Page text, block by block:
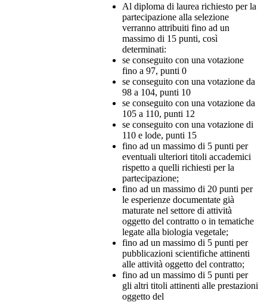
Al diploma di laurea richiesto per la
partecipazione alla selezione
verranno attribuiti fino ad un
massimo di 15 punti, così
determinati:
se conseguito con una votazione
fino a 97, punti 0
se conseguito con una votazione da
98 a 104, punti 10
se conseguito con una votazione da
105 a 110, punti 12
se conseguito con una votazione di
110 e lode, punti 15
fino ad un massimo di 5 punti per
eventuali ulteriori titoli accademici
rispetto a quelli richiesti per la
partecipazione;
fino ad un massimo di 20 punti per
le esperienze documentate già
maturate nel settore di attività
oggetto del contratto o in tematiche
legate alla biologia vegetale;
fino ad un massimo di 5 punti per
pubblicazioni scientifiche attinenti
alle attività oggetto del contratto;
fino ad un massimo di 5 punti per
gli altri titoli attinenti alle prestazioni
oggetto del